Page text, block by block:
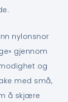
nylonsnor
gjennom
og
med små,
å skjære